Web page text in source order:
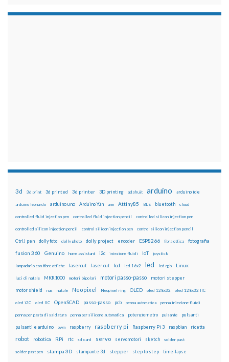
3d 3d print 3d printed 3d printer 3D printing adafruit arduino arduino ide
arduino leonardo arduino uno Arduino Yún arm Attiny85 BLE bluetooth cloud
controlled fluid injection pen controlled fluid injection pencil controlled silicon injection pen
controlled silicon injection pencil control silicon injection pen control silicon injection pencil
CtrlJ pen dolly foto dolly photo dolly project encoder ESP8266 fibra ottica fotografia
fusion 360 Genuino home assistant i2c iniezione fluidi IoT joystick
lampadario con fibre ottiche lasercut laser cut lcd lcd 16x2 led led rgb Linux
luci di natale MKR1000 motori bipolari motori passo-passo motori stepper
motor shield nas natale Neopixel Neopixel ring OLED oled 128x32 oled 128x32 IIC
oled i2C oled IIC OpenSCAD passo-passo pcb penna automatica penna iniezione fluidi
penna per pasta di saldatura penna per silicone automatica potenziometro pulsante pulsanti
pulsanti e arduino pwm raspberry raspberry pi Raspberry Pi 3 raspbian ricetta
robot robotica RPi rtc sd card servo servomotori sketch solder past
solder past pen stampa 3D stampante 3d stepper step to step time-lapse